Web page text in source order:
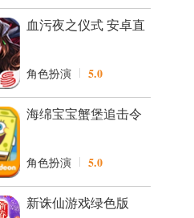
血污夜之仪式 安卓直
角色扮演 5.0
海绵宝宝蟹堡追击令
角色扮演 5.0
新诛仙游戏绿色版